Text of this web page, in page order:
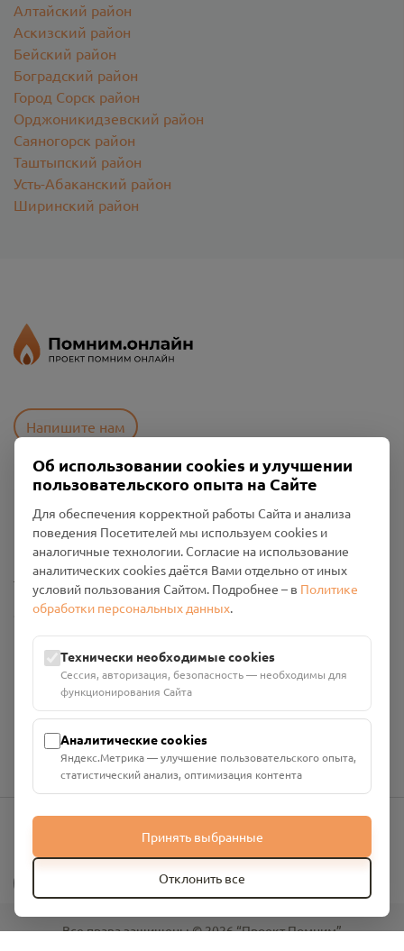
Алтайский район
Аскизский район
Бейский район
Боградский район
Город Сорск район
Орджоникидзевский район
Саяногорск район
Таштыпский район
Усть-Абаканский район
Ширинский район
Напишите нам
Политика конфиденциальности
Промо-материалы
Настройки cookies
Общество с ограниченной ответственностью «Смоленский
Проект Помним»
ИНН: 6700029207 ОГРН: 1256700001986
Юридический адрес: 216790, Смоленская область, р-н
Руднянский, г. Рудня, улица Западная, д. 26А, пом. 18
Номер счёта: 40702810901130004287 в АО "АЛЬФА-БАНК"
info@pomnim.online
Все права защищены ©2026“Проект Помним”
Об использовании cookies и улучшении
пользовательского опыта на Сайте
Для обеспечения корректной работы Сайта и анализа
поведения Посетителей мы используем cookies и
аналогичные технологии. Согласие на использование
аналитических cookies даётся Вами отдельно от иных
условий пользования Сайтом. Подробнее – в Политике
обработки персональных данных.
Технически необходимые cookies
Сессия, авторизация, безопасность — необходимы для
функционирования Сайта
Аналитические cookies
Яндекс.Метрика — улучшение пользовательского опыта,
статистический анализ, оптимизация контента
Принять выбранные
Отклонить все